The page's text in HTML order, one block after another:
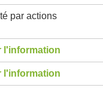
par actions
l'information
l'information